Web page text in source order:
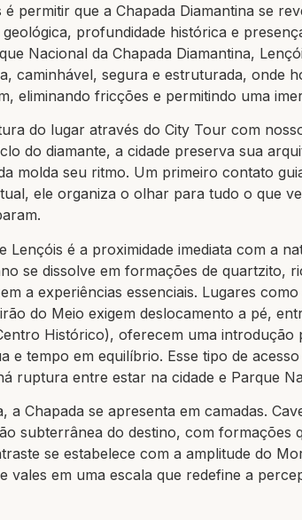
é permitir que a Chapada Diamantina se
profundidade histórica e
Nacional da Chapada Diamantina,
caminhável, segura e estruturada, onde
eliminando fricções e permitindo uma
do lugar através do City Tour com
do diamante, a cidade preserva sua
molda seu ritmo. Um primeiro contato
ele organiza o olhar para tudo o que
Lençóis é a proximidade imediata com a
se dissolve em formações de quartzito,
a experiências essenciais. Lugares
do Meio exigem deslocamento a pé,
Histórico), oferecem uma introdução
e tempo em equilíbrio. Esse tipo de
ruptura entre estar na cidade e Parque
a Chapada se apresenta em camadas.
subterrânea do destino, com formações
se estabelece com a amplitude do
vales em uma escala que redefine a